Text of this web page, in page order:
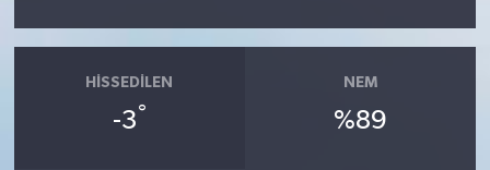
HISSEDILEN
-3°
NEM
%89